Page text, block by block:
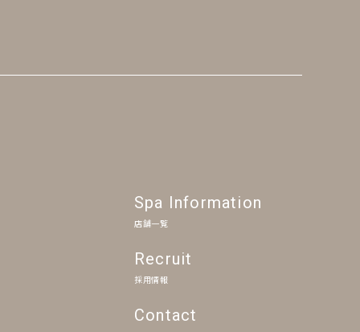
Spa Information
店舗一覧
Recruit
採用情報
Contact